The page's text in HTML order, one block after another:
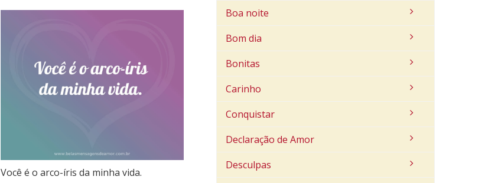
Você é o arco-íris da minha vida.
Boa noite
Bom dia
Bonitas
Carinho
Conquistar
Declaração de Amor
Desculpas